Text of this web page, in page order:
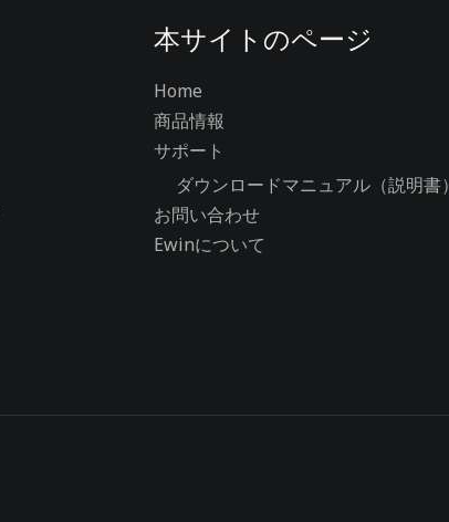
本サイトのページ
Home
商品情報
サポート
ダウンロードマニュアル（説明書）
お問い合わせ
Ewinについて